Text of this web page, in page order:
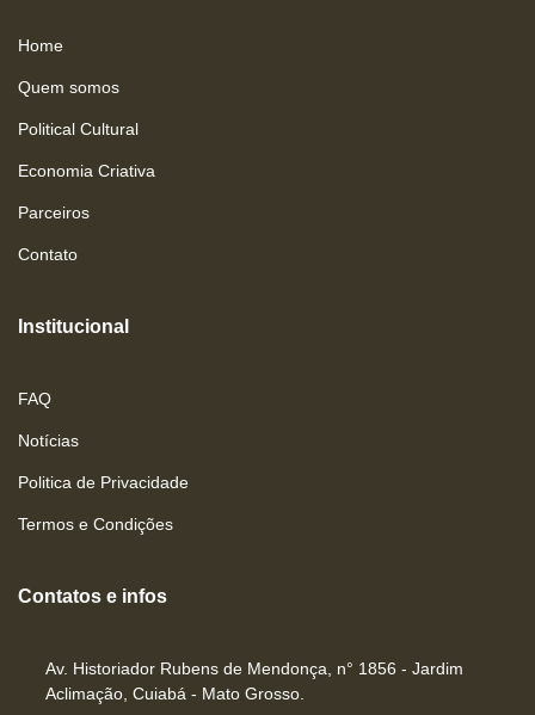
Home
Quem somos
Political Cultural
Economia Criativa
Parceiros
Contato
Institucional
FAQ
Notícias
Politica de Privacidade
Termos e Condições
Contatos e infos
Av. Historiador Rubens de Mendonça, n° 1856 - Jardim
Aclimação, Cuiabá - Mato Grosso.